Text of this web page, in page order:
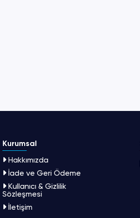
Kurumsal
Hakkımızda
İade ve Geri Ödeme
Kullanıcı & Gizlilik
Sözleşmesi
İletişim